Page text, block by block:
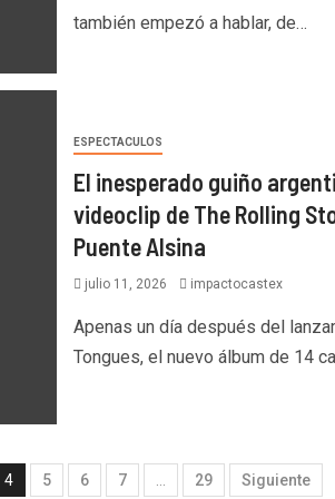
también empezó a hablar, de…
ESPECTACULOS
El inesperado guiño
videoclip de The Rolling
Puente Alsina
julio 11, 2026 impactocastex
Apenas un día después del
Tongues, el nuevo álbum de 14
4 5 6 7 29 Siguiente